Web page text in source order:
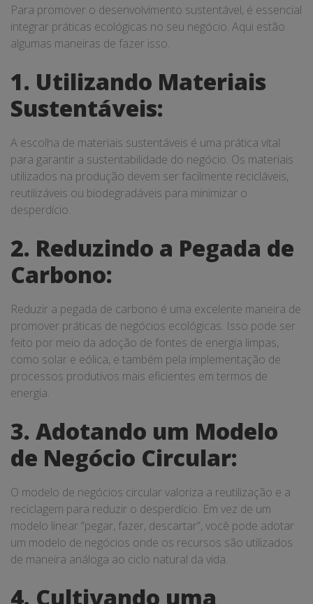
Para promover o desenvolvimento sustentável, é essencial
integrar práticas ecológicas no seu negócio. Aqui estão
algumas maneiras de fazer isso.
1. Utilizando Materiais
Sustentáveis:
A escolha de materiais sustentáveis é uma prática vital
para garantir a sustentabilidade do negócio. Os materiais
utilizados na produção devem ser facilmente recicláveis,
reutilizáveis ou biodegradáveis para minimizar o
desperdício.
2. Reduzindo a Pegada de
Carbono:
Reduzir a pegada de carbono é uma excelente maneira de
promover práticas de negócios ecológicas. Isso pode ser
feito por meio da adoção de fontes de energia limpas,
como solar e eólica, e também pela implementação de
processos produtivos mais eficientes em termos de
energia.
3. Adotando um Modelo
de Negócio Circular:
O modelo de negócios circular valoriza a reutilização e a
reciclagem para reduzir o desperdício. Em vez de um
modelo linear “pegar, fazer, descartar”, você pode adotar
um modelo de negócios onde os recursos são utilizados
de maneira análoga ao ciclo natural da vida.
4. Cultivando uma